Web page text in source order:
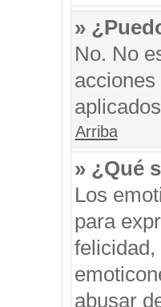
»
No. No
Arriba
» ¿Qué
Los
para
abusar